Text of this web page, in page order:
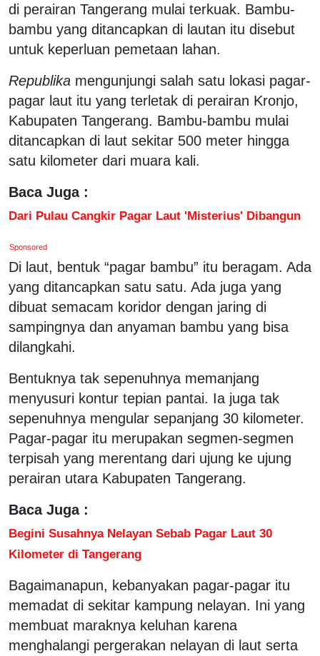
di perairan Tangerang mulai terkuak. Bambu-
bambu yang ditancapkan di lautan itu disebut
untuk keperluan pemetaan lahan.
Republika mengunjungi salah satu lokasi pagar-
pagar laut itu yang terletak di perairan Kronjo,
Kabupaten Tangerang. Bambu-bambu mulai
ditancapkan di laut sekitar 500 meter hingga
satu kilometer dari muara kali.
Baca Juga :
Dari Pulau Cangkir Pagar Laut 'Misterius' Dibangun
Sponsored
Di laut, bentuk “pagar bambu” itu beragam. Ada
yang ditancapkan satu satu. Ada juga yang
dibuat semacam koridor dengan jaring di
sampingnya dan anyaman bambu yang bisa
dilangkahi.
Bentuknya tak sepenuhnya memanjang
menyusuri kontur tepian pantai. Ia juga tak
sepenuhnya mengular sepanjang 30 kilometer.
Pagar-pagar itu merupakan segmen-segmen
terpisah yang merentang dari ujung ke ujung
perairan utara Kabupaten Tangerang.
Baca Juga :
Begini Susahnya Nelayan Sebab Pagar Laut 30
Kilometer di Tangerang
Bagaimanapun, kebanyakan pagar-pagar itu
memadat di sekitar kampung nelayan. Ini yang
membuat maraknya keluhan karena
menghalangi pergerakan nelayan di laut serta